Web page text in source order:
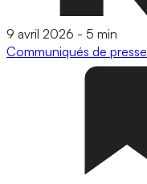
9 avril 2026 - 5 min
Communiqués de presse